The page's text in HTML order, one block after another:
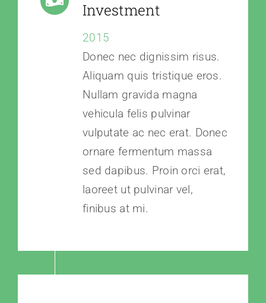
Investment
2015
Donec nec dignissim risus.
Aliquam quis tristique eros.
Nullam gravida magna
vehicula felis pulvinar
vulputate ac nec erat. Donec
ornare fermentum massa
sed dapibus. Proin orci erat,
laoreet ut pulvinar vel,
finibus at mi.